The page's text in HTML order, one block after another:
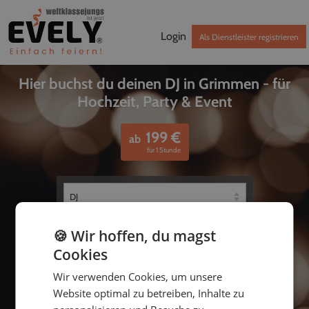
Login Als Dienstleister registrieren
Hier buchst du deinen DJ in Grimmen - für
Hochzeit, Party & Event
ab 199€
für 1 Stunde
bis
🍪 Wir hoffen, du magst
Cookies
Wir verwenden Cookies, um unsere
Website optimal zu betreiben, Inhalte zu